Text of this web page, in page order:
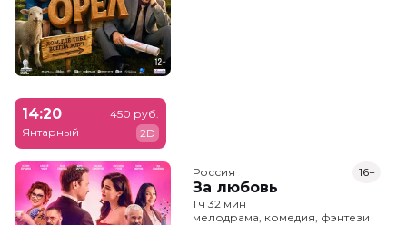
14:20
Янтарный
450 руб.
2D
Россия
За любовь
16+
1 ч 32 мин
мелодрама, комедия, фэнтези